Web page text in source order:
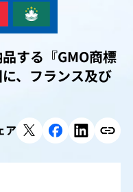
する『GMO商標
、フランス及び